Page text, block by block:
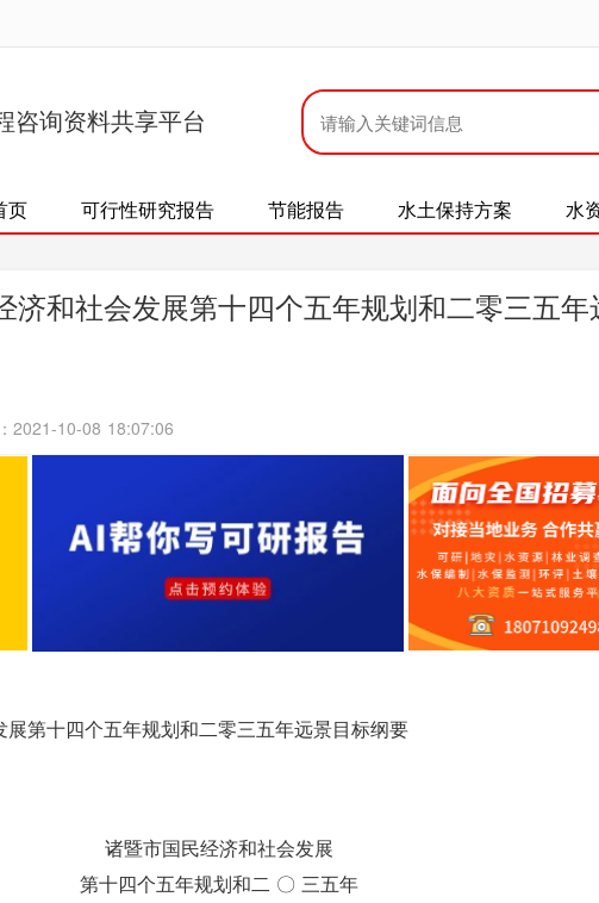
咨询资料共享平台
页 可行性研究报告 节能报告 水土保持方案 水
济和社会发展第十四个五年规划和二零三五
2021-10-08 18:07:06
展第十四个五年规划和二零三五年远景目标纲要
诸暨市国民经济和社会发展
第十四个五年规划和二 〇 三五年